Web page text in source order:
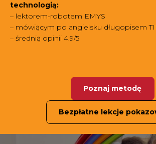
technologią:
– lektorem-robotem EMYS
– mówiącym po angielsku długopisem
– średnią opinii 4.9/5
Poznaj metodę
Bezpłatne lekcje